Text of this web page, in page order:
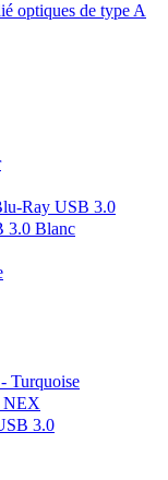
optiques de type A
Ray USB 3.0
3.0 Blanc
Turquoise
NEX
3.0